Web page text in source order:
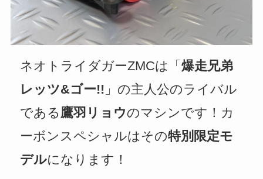
ネオトライダガーZMCは「爆走兄弟
レッツ&ゴー!! 」の主人公のライバル
である 鷹羽リョウのマシンです！カ
ーボンスペシャルはその特別限定モ
デルになります！